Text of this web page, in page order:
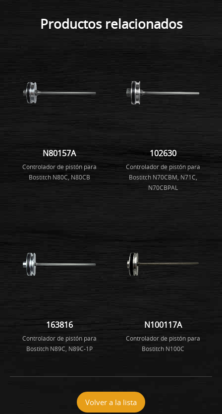
Productos relacionados
N80157A
Controlador de pistón para
Bostitch N80C, N80CB
102630
Controlador de pistón para
Bostitch N70CBM, N71C,
N70CBPAL
163816
Controlador de pistón para
Bostitch N89C, N89C-1P
N100117A
Controlador de pistón para
Bostitch N100C
Volver a la lista